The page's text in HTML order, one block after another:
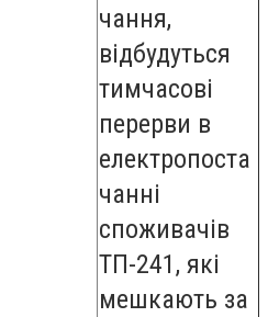
чання,
відбудуться
тимчасові
перерви в
електропоста
чанні
споживачів
ТП-241, які
мешкають за